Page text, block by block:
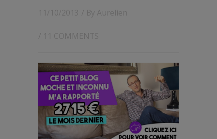
11/10/2013 / By Aurelien
/ 11 COMMENTS